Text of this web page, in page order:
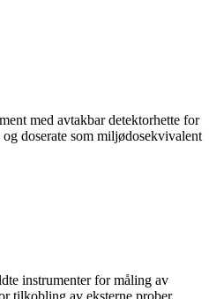
med avtakbar detektorhette for
doserate som miljødosekvivalent
instrumenter for måling av